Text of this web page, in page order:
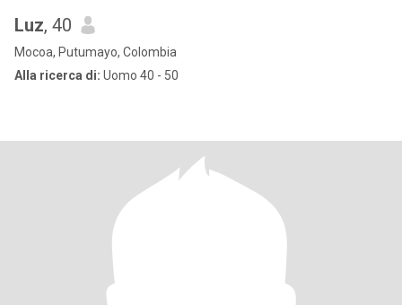
Luz, 40
Mocoa, Putumayo, Colombia
Alla ricerca di: Uomo 40 - 50